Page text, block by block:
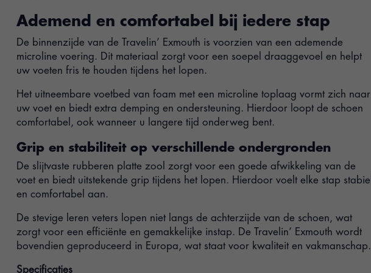
Ademend en comfortabel bij iedere stap
De binnenzijde van de Travelin’ Exmouth is voorzien van een ademende
microline voering. Dit materiaal zorgt voor een soepel draaggevoel en helpt
uw voeten fris te houden tijdens het lopen.
Het uitneembare voetbed van foam met een microline toplaag vormt zich naar
uw voet en biedt extra demping en ondersteuning. Hierdoor loopt de schoen
comfortabel, ook wanneer u langere tijd onderweg bent.
Grip en stabiliteit op verschillende ondergronden
De slijtvaste rubberen platte zool zorgt voor een goede afwikkeling van de
voet en biedt uitstekende grip tijdens het lopen. Hierdoor voelt elke stap stabiel
en comfortabel aan.
De stevige leren veters lopen niet langs de achterzijde van de schoen, wat
zorgt voor een efficiënte en gemakkelijke instap. De Travelin’ Exmouth wordt
bovendien geproduceerd in Europa, wat staat voor kwaliteit en vakmanschap.
Specificaties